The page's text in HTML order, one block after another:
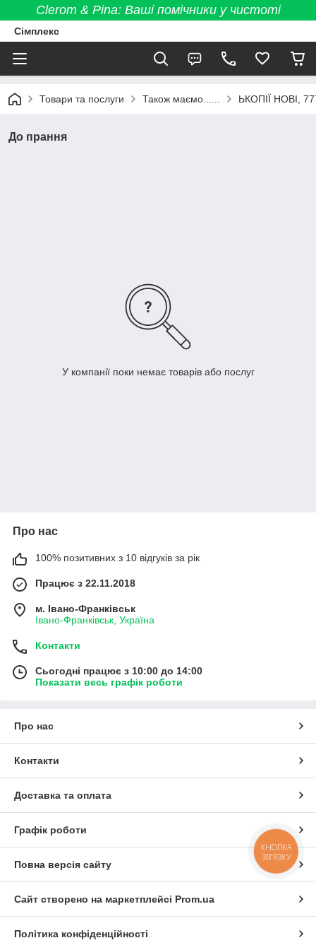
Clerom & Pina: Ваші помічники у чистоті
Сімплекс
Товари та послуги Також маємо...... ЬКОПІЇ НОВІ,
До прання
У компанії поки немає товарів або послуг
Про нас
100% позитивних з 10 відгуків за рік
Працює з 22.11.2018
м. Івано-Франківськ
Івано-Франківськ, Україна
Контакти
Сьогодні працює з 10:00 до 14:00
Показати весь графік роботи
Про нас
Контакти
Доставка та оплата
Графік роботи
Повна версія сайту
Сайт створено на маркетплейсі Prom.ua
Політика конфіденційності
КНОПКА
ЗВ'ЯЗКУ